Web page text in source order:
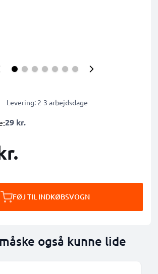
Levering: 2-3 arbejdsdage
29 kr.
FØJ TIL INDKØBSVOGN
også kunne lide